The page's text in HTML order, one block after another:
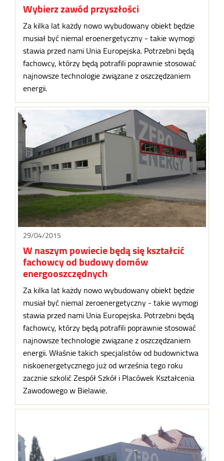
Wybierz zawód przyszłości
Za kilka lat każdy nowo wybudowany obiekt będzie
musiał być niemal eroenergetyczny - takie wymogi
stawia przed nami Unia Europejska. Potrzebni będą
fachowcy, którzy będą potrafili poprawnie stosować
najnowsze technologie związane z oszczędzaniem
energii.
29/04/2015
W naszym powiecie będą się kształcić
fachowcy od budowy domów
energooszczędnych
Za kilka lat każdy nowo wybudowany obiekt będzie
musiał być niemal zeroenergetyczny - takie wymogi
stawia przed nami Unia Europejska. Potrzebni będą
fachowcy, którzy będą potrafili poprawnie stosować
najnowsze technologie związane z oszczędzaniem
energii. Właśnie takich specjalistów od budownictwa
niskoenergetycznego już od września tego roku
zacznie szkolić Zespół Szkół i Placówek Kształcenia
Zawodowego w Bielawie.